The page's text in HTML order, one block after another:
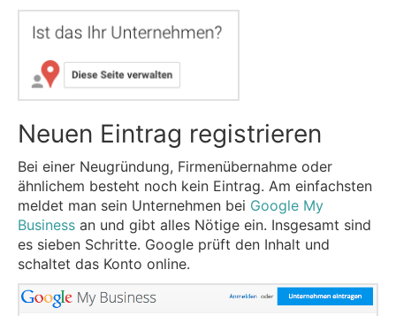
Neuen Eintrag registrieren
Bei einer Neugründung, Firmenübernahme oder
ähnlichem besteht noch kein Eintrag. Am einfachsten
meldet man sein Unternehmen bei Google My
Business an und gibt alles Nötige ein. Insgesamt sind
es sieben Schritte. Google prüft den Inhalt und
schaltet das Konto online.